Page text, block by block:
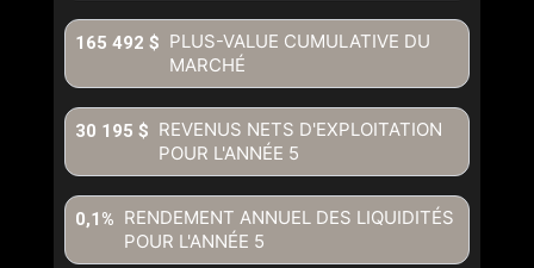
PLUS-VALUE CUMULATIVE DU
MARCHÉ
165 492 $
REVENUS NETS D'EXPLOITATION
POUR L'ANNÉE 5
30 195 $
RENDEMENT ANNUEL DES LIQUIDITÉS
POUR L'ANNÉE 5
0,1%